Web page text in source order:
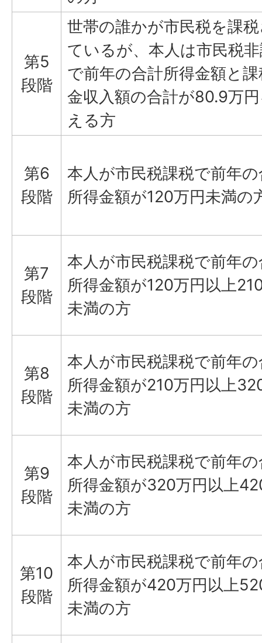
第5
段階
世帯の誰かが市民税を課
ているが、本人は市民税
で前年の合計所得金額と
金収入額の合計が80.9万
える方
第6
段階
本人が市民税課税で前年
所得金額が120万円未満の
第7
段階
本人が市民税課税で前年
所得金額が120万円以上
未満の方
第8
段階
本人が市民税課税で前年
所得金額が210万円以上
未満の方
第9
段階
本人が市民税課税で前年
所得金額が320万円以上
未満の方
第10
段階
本人が市民税課税で前年
所得金額が420万円以上
未満の方